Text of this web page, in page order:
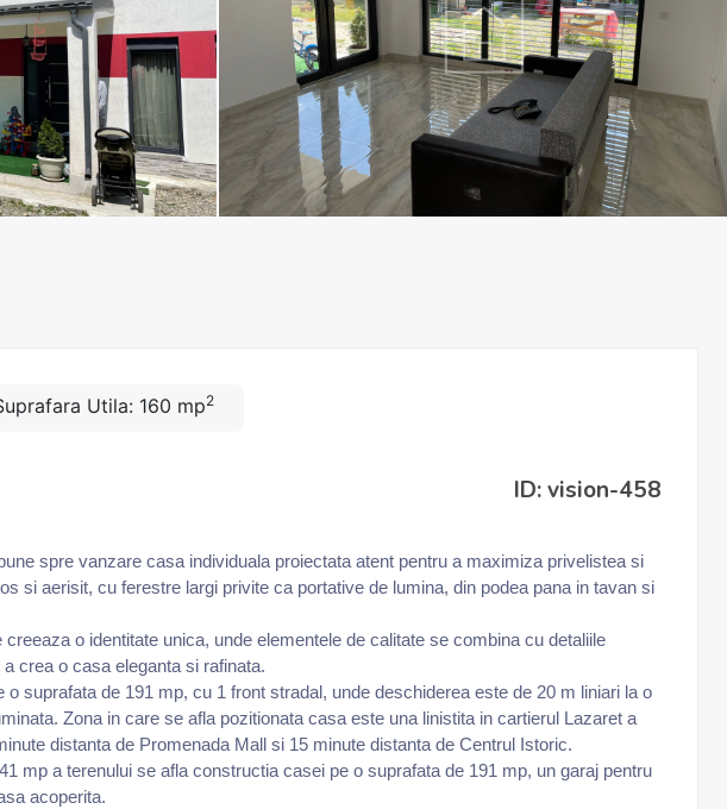
Utila: 160 mp2
ID: vision-458
spre vanzare casa individuala proiectata atent pentru a maximiza privelistea si
si aerisit, cu ferestre largi privite ca portative de lumina, din podea pana in tavan si
creeaza o identitate unica, unde elementele de calitate se combina cu detaliile
crea o casa eleganta si rafinata.
o suprafata de 191 mp, cu 1 front stradal, unde deschiderea este de 20 m liniari la o
Zona in care se afla pozitionata casa este una linistita in cartierul Lazaret a
distanta de Promenada Mall si 15 minute distanta de Centrul Istoric.
mp a terenului se afla constructia casei pe o suprafata de 191 mp, un garaj pentru
acoperita.